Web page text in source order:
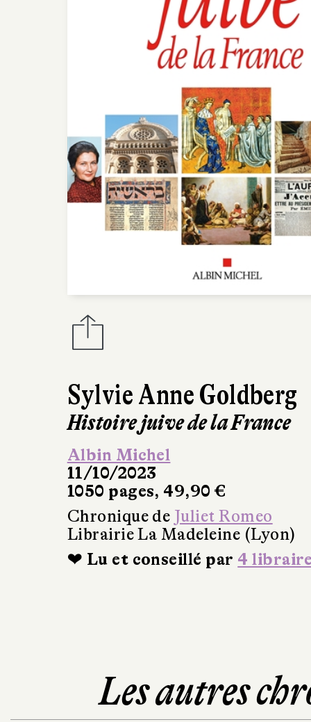
Sylvie Anne Goldberg
Histoire juive de la France
Albin Michel
11/10/2023
1050 pages, 49,90 €
Chronique de Juliet Romeo
Librairie La Madeleine (Lyon)
❤ Lu et conseillé par 4
Les autres